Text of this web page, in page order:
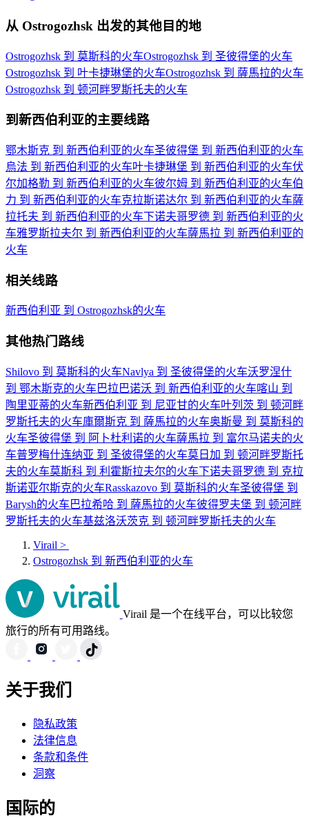
从 Ostrogozhsk 出发的其他目的地
Ostrogozhsk 到 莫斯科的火车Ostrogozhsk 到 圣彼得堡的火车
Ostrogozhsk 到 叶卡捷琳堡的火车Ostrogozhsk 到 薩馬拉的火车
Ostrogozhsk 到 顿河畔罗斯托夫的火车
到新西伯利亚的主要线路
鄂木斯克 到 新西伯利亚的火车圣彼得堡 到 新西伯利亚的火车
烏法 到 新西伯利亚的火车叶卡捷琳堡 到 新西伯利亚的火车伏
尔加格勒 到 新西伯利亚的火车彼尔姆 到 新西伯利亚的火车伯
力 到 新西伯利亚的火车克拉斯诺达尔 到 新西伯利亚的火车薩
拉托夫 到 新西伯利亚的火车下诺夫哥罗德 到 新西伯利亚的火
车雅罗斯拉夫尔 到 新西伯利亚的火车薩馬拉 到 新西伯利亚的
火车
相关线路
新西伯利亚 到 Ostrogozhsk的火车
其他热门路线
Shilovo 到 莫斯科的火车Navlya 到 圣彼得堡的火车沃罗涅什
到 鄂木斯克的火车 巴拉巴诺沃 到 新西伯利亚的火车喀山 到
陶里亚蒂的火车新西伯利亚 到 尼亚甘的火车叶列茨 到 顿河畔
罗斯托夫的火车庫爾斯克 到 薩馬拉的火车奥斯曼 到 莫斯科的
火车圣彼得堡 到 阿卜杜利诺的火车薩馬拉 到 富尔马诺夫的火
车普罗梅什连纳亚 到 圣彼得堡的火车莫日加 到 顿河畔罗斯托
夫的火车莫斯科 到 利霍斯拉夫尔的火车下诺夫哥罗德 到 克拉
斯诺亚尔斯克的火车Rasskazovo 到 莫斯科的火车圣彼得堡 到
Barysh的火车 巴拉希哈 到 薩馬拉的火车彼得罗夫堡 到 顿河畔
罗斯托夫的火车基兹洛沃茨克 到 顿河畔罗斯托夫的火车
Virail >
Ostrogozhsk 到 新西伯利亚的火车
Virail 是一个在线平台，可以比较您
旅行的所有可用路线。
关于我们
隐私政策
法律信息
条款和条件
洞察
国际的